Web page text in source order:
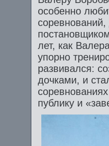
особенно
лет, как
упорно
развивался:
дочками, и
публику и